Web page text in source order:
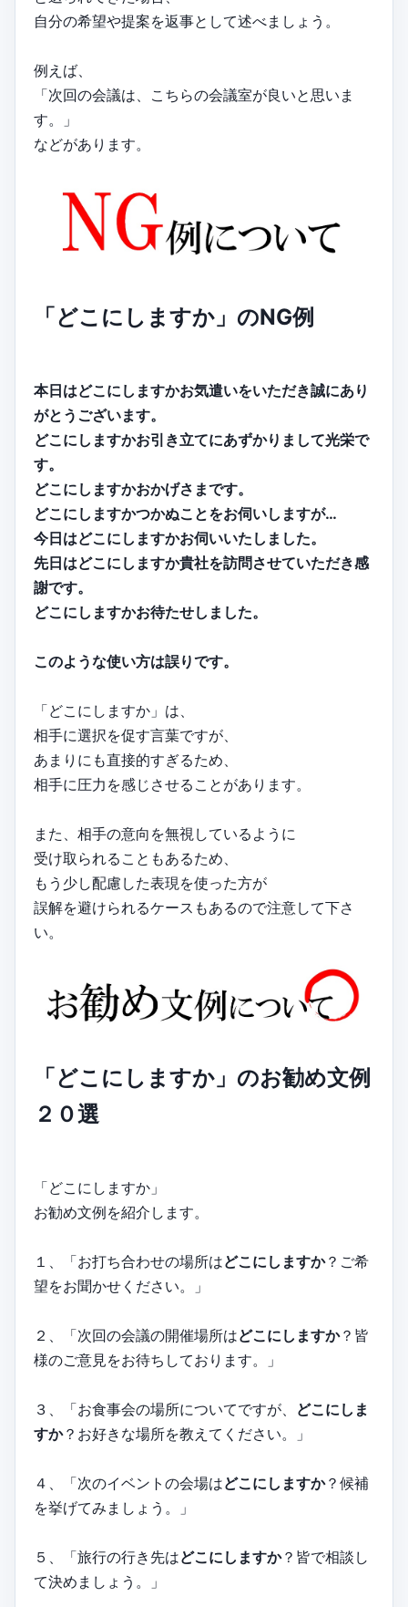
自分の希望や提案を返事として述べましょう。
例えば、
「次回の会議は、こちらの会議室が良いと思いま
す。」
などがあります。
「どこにしますか」のNG例
本日はどこにしますかお気遣いをいただき誠にあり
がとうございます。
どこにしますかお引き立てにあずかりまして光栄で
す。
どこにしますかおかげさまです。
どこにしますかつかぬことをお伺いしますが…
今日はどこにしますかお伺いいたしました。
先日はどこにしますか貴社を訪問させていただき感
謝です。
どこにしますかお待たせしました。
このような使い方は誤りです。
「どこにしますか」は、
相手に選択を促す言葉ですが、
あまりにも直接的すぎるため、
相手に圧力を感じさせることがあります。
また、相手の意向を無視しているように
受け取られることもあるため、
もう少し配慮した表現を使った方が
誤解を避けられるケースもあるので注意して下さ
い。
「どこにしますか」のお勧め文例
２０選
「どこにしますか」
お勧め文例を紹介します。
１、「お打ち合わせの場所はどこにしますか？ご希
望をお聞かせください。」
２、「次回の会議の開催場所はどこにしますか？皆
様のご意見をお待ちしております。」
３、「お食事会の場所についてですが、 どこにしま
すか？お好きな場所を教えてください。」
４、「次のイベントの会場はどこにしますか？候補
を挙げてみましょう。」
５、「旅行の行き先はどこにしますか？皆で相談し
て決めましょう。」